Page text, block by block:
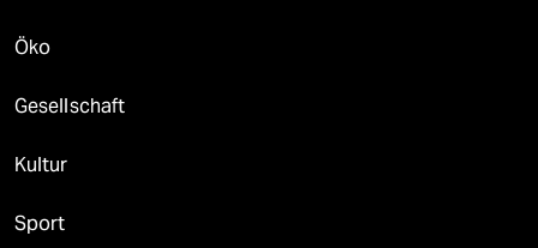
Öko
Gesellschaft
Kultur
Sport